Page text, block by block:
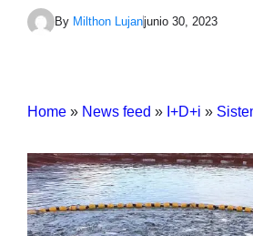
By Milthon Lujanjunio 30, 2023
Home » News feed » I+D+i »